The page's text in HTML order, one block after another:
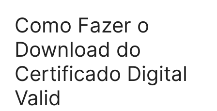
Como Fazer o
Download do
Certificado Digital
Valid